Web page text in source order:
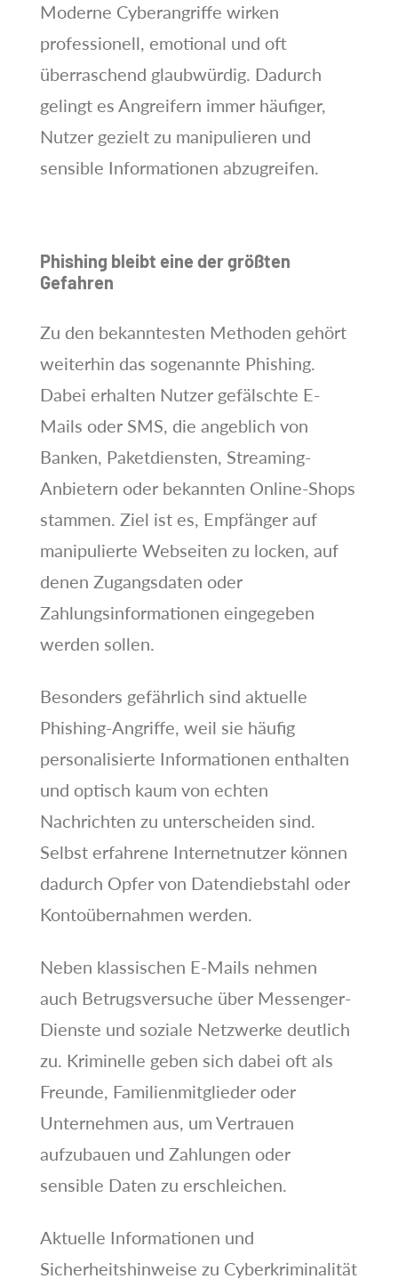
Moderne Cyberangriffe wirken
professionell, emotional und oft
überraschend glaubwürdig. Dadurch
gelingt es Angreifern immer häufiger,
Nutzer gezielt zu manipulieren und
sensible Informationen abzugreifen.
Phishing bleibt eine der größten
Gefahren
Zu den bekanntesten Methoden gehört
weiterhin das sogenannte Phishing.
Dabei erhalten Nutzer gefälschte E-
Mails oder SMS, die angeblich von
Banken, Paketdiensten, Streaming-
Anbietern oder bekannten Online-Shops
stammen. Ziel ist es, Empfänger auf
manipulierte Webseiten zu locken, auf
denen Zugangsdaten oder
Zahlungsinformationen eingegeben
werden sollen.
Besonders gefährlich sind aktuelle
Phishing-Angriffe, weil sie häufig
personalisierte Informationen enthalten
und optisch kaum von echten
Nachrichten zu unterscheiden sind.
Selbst erfahrene Internetnutzer können
dadurch Opfer von Datendiebstahl oder
Kontoübernahmen werden.
Neben klassischen E-Mails nehmen
auch Betrugsversuche über Messenger-
Dienste und soziale Netzwerke deutlich
zu. Kriminelle geben sich dabei oft als
Freunde, Familienmitglieder oder
Unternehmen aus, um Vertrauen
aufzubauen und Zahlungen oder
sensible Daten zu erschleichen.
Aktuelle Informationen und
Sicherheitshinweise zu Cyberkriminalität